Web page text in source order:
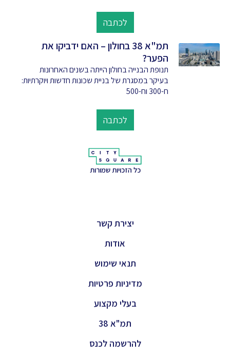
לכתבה
תמ"א 38 בחולון – האם ידביקו את
הפער?
תנופת הבנייה בחולון הייתה בשנים האחרונות
בעיקר במסגרת של בניית שכונות חדשות ויוקרתיות:
ח-300 וח-500
לכתבה
כל הזכויות שמורות
יצירת קשר
אודות
תנאי שימוש
מדיניות פרטיות
בעלי מקצוע
תמ"א 38
להרשמה לכנס